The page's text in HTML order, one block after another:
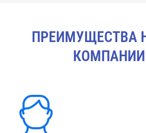
ПРЕИМУЩЕСТВА
КОМПАНИИ